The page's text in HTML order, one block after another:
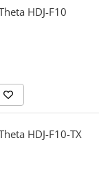
HDJ-F10
HDJ-F10-TX